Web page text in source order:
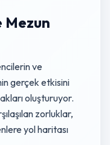
Mezun
ve
gerçek etkisini
oluşturuyor.
zorluklar,
yol haritası